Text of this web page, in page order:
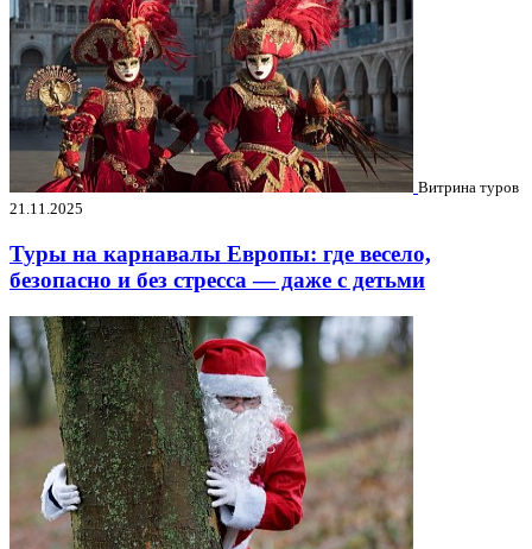
Витрина туров
21.11.2025
Туры на карнавалы Европы: где весело,
безопасно и без стресса — даже с детьми